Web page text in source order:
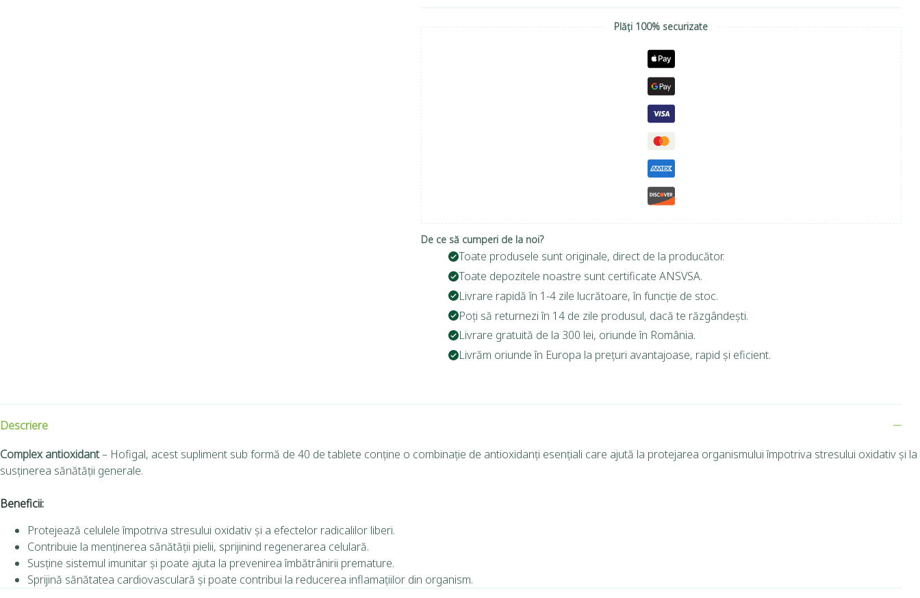
Plăți 100% securizate
De ce să cumperi de la noi?
Toate produsele sunt originale, direct de la producător.
Toate depozitele noastre sunt certificate ANSVSA.
Livrare rapidă în 1-4 zile lucrătoare, în funcție de stoc.
Poți să returnezi în 14 de zile produsul, dacă te răzgândești.
Livrare gratuită de la 300 lei, oriunde în România.
Livrăm oriunde în Europa la prețuri avantajoase, rapid și eficient.
Descriere
Complex antioxidant– Hofigal, acest supliment sub formă de 40 de tablete conține o combinație de antioxidanți esențiali care ajută la protejarea organismului împotriva stresului oxidativ și la
susținerea sănătății generale.
Beneficii:
Protejează celulele împotriva stresului oxidativ și a efectelor radicalilor liberi.
Contribuie la menținerea sănătății pielii, sprijinind regenerarea celulară.
Susține sistemul imunitar și poate ajuta la prevenirea îmbătrânirii premature.
Sprijină sănătatea cardiovasculară și poate contribui la reducerea inflamațiilor din organism.